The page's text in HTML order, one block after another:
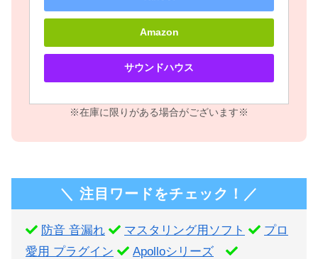
Amazon
サウンドハウス
※在庫に限りがある場合がございます※
＼ 注目ワードをチェック！／
防音 音漏れ マスタリング用ソフト
プロ
愛用 プラグイン
Apolloシリーズ